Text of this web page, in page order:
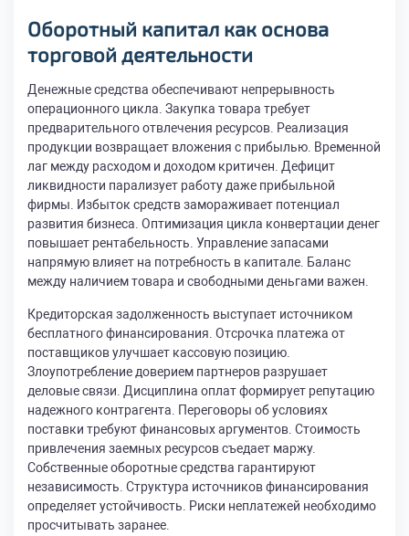
Оборотный капитал как основа
торговой деятельности
Денежные средства обеспечивают непрерывность
операционного цикла. Закупка товара требует
предварительного отвлечения ресурсов. Реализация
продукции возвращает вложения с прибылью. Временной
лаг между расходом и доходом критичен. Дефицит
ликвидности парализует работу даже прибыльной
фирмы. Избыток средств замораживает потенциал
развития бизнеса. Оптимизация цикла конвертации денег
повышает рентабельность. Управление запасами
напрямую влияет на потребность в капитале. Баланс
между наличием товара и свободными деньгами важен.
Кредиторская задолженность выступает источником
бесплатного финансирования. Отсрочка платежа от
поставщиков улучшает кассовую позицию.
Злоупотребление доверием партнеров разрушает
деловые связи. Дисциплина оплат формирует репутацию
надежного контрагента. Переговоры об условиях
поставки требуют финансовых аргументов. Стоимость
привлечения заемных ресурсов съедает маржу.
Собственные оборотные средства гарантируют
независимость. Структура источников финансирования
определяет устойчивость. Риски неплатежей необходимо
просчитывать заранее.